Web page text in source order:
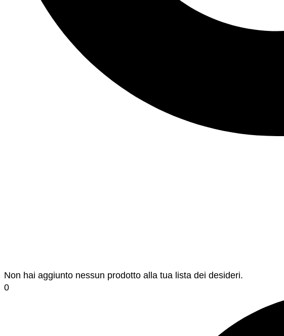
Non hai aggiunto nessun prodotto alla tua lista dei desideri.
0